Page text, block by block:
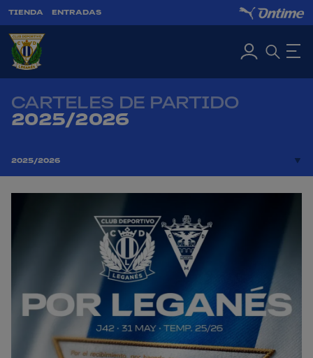
TIENDA ENTRADAS
2025/2026
CARTELES DE PARTIDO
2025/2026